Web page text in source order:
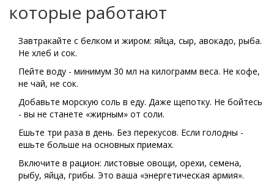
которые работают
Завтракайте с белком и жиром: яйца, сыр, авокадо, рыба.
Не хлеб и сок.
Пейте воду - минимум 30 мл на килограмм веса. Не кофе,
не чай, не сок.
Добавьте морскую соль в еду. Даже щепотку. Не бойтесь
- вы не станете «жирным» от соли.
Ешьте три раза в день. Без перекусов. Если голодны -
ешьте больше на основных приемах.
Включите в рацион: листовые овощи, орехи, семена,
рыбу, яйца, грибы. Это ваша «энергетическая армия».